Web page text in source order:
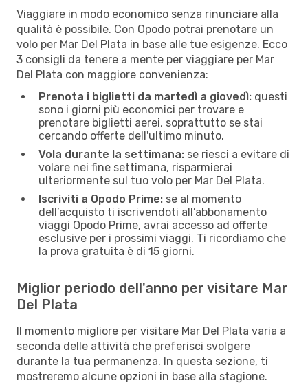
Viaggiare in modo economico senza rinunciare alla
qualità è possibile. Con Opodo potrai prenotare un
volo per Mar Del Plata in base alle tue esigenze. Ecco
3 consigli da tenere a mente per viaggiare per Mar
Del Plata con maggiore convenienza:
Prenota i biglietti da martedì a giovedì: questi
sono i giorni più economici per trovare e
prenotare biglietti aerei, soprattutto se stai
cercando offerte dell'ultimo minuto.
Vola durante la settimana: se riesci a evitare di
volare nei fine settimana, risparmierai
ulteriormente sul tuo volo per Mar Del Plata.
Iscriviti a Opodo Prime: se al momento
dell’acquisto ti iscrivendoti all’abbonamento
viaggi Opodo Prime, avrai accesso ad offerte
esclusive per i prossimi viaggi. Ti ricordiamo che
la prova gratuita è di 15 giorni.
Miglior periodo dell'anno per visitare Mar
Del Plata
Il momento migliore per visitare Mar Del Plata varia a
seconda delle attività che preferisci svolgere
durante la tua permanenza. In questa sezione, ti
mostreremo alcune opzioni in base alla stagione.